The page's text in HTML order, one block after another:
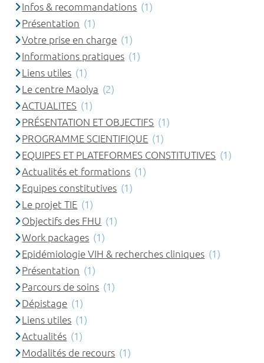
Infos & recommandations (1)
Présentation (1)
Votre prise en charge (1)
Informations pratiques (1)
Liens utiles (1)
Le centre Maolya (2)
ACTUALITES (1)
PRÉSENTATION ET OBJECTIFS (1)
PROGRAMME SCIENTIFIQUE (1)
EQUIPES ET PLATEFORMES CONSTITUTIVES (1)
Actualités et formations (1)
Equipes constitutives (1)
Le projet TIE (1)
Objectifs des FHU (1)
Work packages (1)
Epidémiologie VIH & recherches cliniques (1)
Présentation (1)
Parcours de soins (1)
Dépistage (1)
Liens utiles (1)
Actualités (1)
Modalités de recours (1)